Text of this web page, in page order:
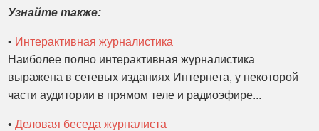
Узнайте также:
• Интерактивная журналистика
Наиболее полно интерактивная журналистика
выражена в сетевых изданиях Интернета, у некоторой
части аудитории в прямом теле и радиоэфире...
•Деловая беседа журналиста